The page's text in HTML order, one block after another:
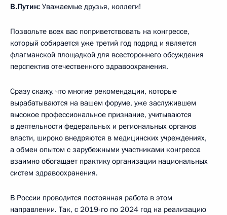
В.Путин: Уважаемые друзья, коллеги!
Позвольте всех вас поприветствовать на конгрессе,
который собирается уже третий год подряд и является
флагманской площадкой для всестороннего обсуждения
перспектив отечественного здравоохранения.
Сразу скажу, что многие рекомендации, которые
вырабатываются на вашем форуме, уже заслужившем
высокое профессиональное признание, учитываются
в деятельности федеральных и региональных органов
власти, широко внедряются в медицинских учреждениях,
а обмен опытом с зарубежными участниками конгресса
взаимно обогащает практику организации национальных
систем здравоохранения.
В России проводится постоянная работа в этом
направлении. Так, с 2019-го по 2024 год на реализацию